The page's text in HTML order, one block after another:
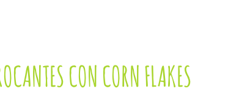
CON CORN FLAKES